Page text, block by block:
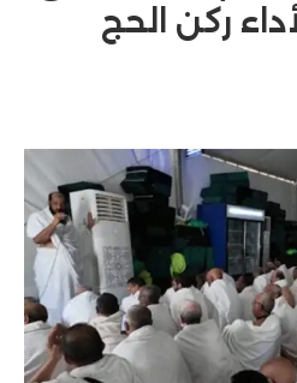
ركن الحج